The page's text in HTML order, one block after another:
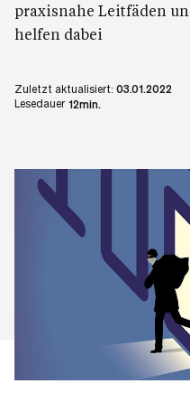
praxisnahe Leitfäden
helfen dabei
Zuletzt aktualisiert: 03.01.2022
Lesedauer 12min.